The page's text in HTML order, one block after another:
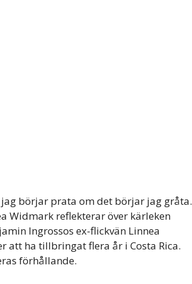
börjar prata om det börjar jag gråta.
Widmark reflekterar över kärleken
Ingrossos ex-flickvän Linnea
att ha tillbringat flera år i Costa Rica.
förhållande.